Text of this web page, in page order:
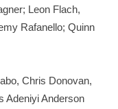
Leon Flach,
Rafanello; Quinn
Chris Donovan,
Adeniyi Anderson